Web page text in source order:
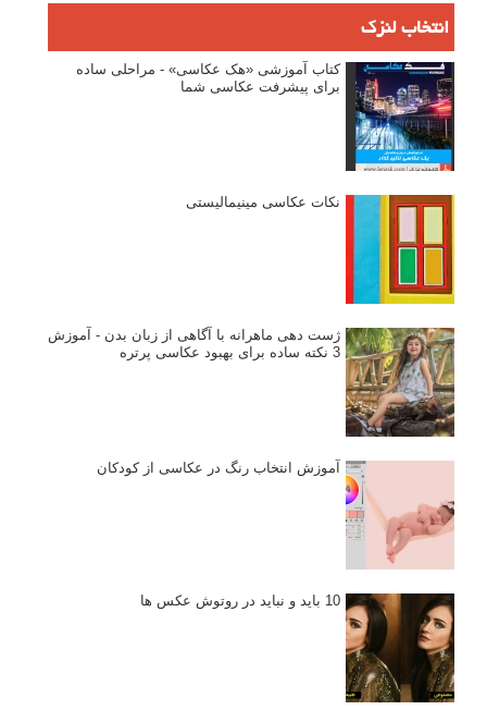
انتخاب لنزک
کتاب آموزشی «هک عکاسی» - مراحلی ساده
برای پیشرفت عکاسی شما
نکات عکاسی مینیمالیستی
ژست دهی ماهرانه با آگاهی از زبان بدن - آموزش
3 نکته ساده برای بهبود عکاسی پرتره
آموزش انتخاب رنگ در عکاسی از کودکان
10 باید و نباید در روتوش عکس ها